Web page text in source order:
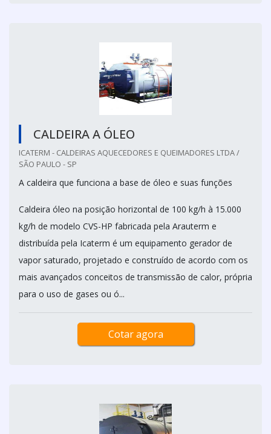
CALDEIRA A ÓLEO
ICATERM - CALDEIRAS AQUECEDORES E QUEIMADORES LTDA /
SÃO PAULO - SP
A caldeira que funciona a base de óleo e suas funções
Caldeira óleo na posição horizontal de 100 kg/h à 15.000
kg/h de modelo CVS-HP fabricada pela Arauterm e
distribuída pela Icaterm é um equipamento gerador de
vapor saturado, projetado e construído de acordo com os
mais avançados conceitos de transmissão de calor, própria
para o uso de gases ou ó...
Cotar agora